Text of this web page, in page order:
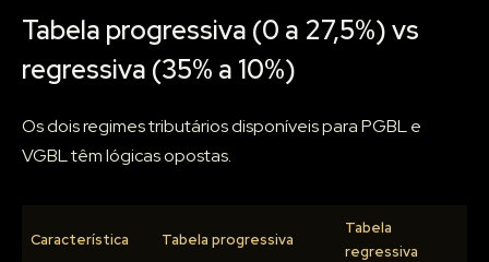
Tabela progressiva (0 a 27,5%) vs
regressiva (35% a 10%)
Os dois regimes tributários disponíveis para PGBL e
VGBL têm lógicas opostas.
Característica Tabela progressiva
Tabela
regressiva